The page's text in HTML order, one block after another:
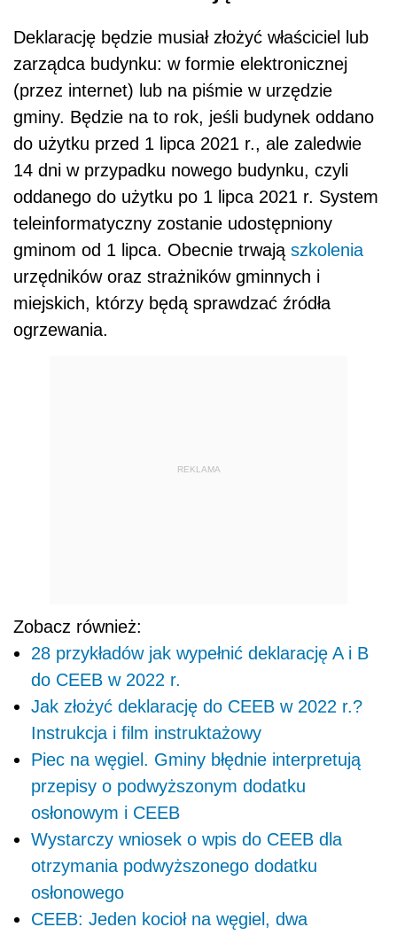
Deklarację będzie musiał złożyć właściciel lub
zarządca budynku: w formie elektronicznej
(przez internet) lub na piśmie w urzędzie
gminy. Będzie na to rok, jeśli budynek oddano
do użytku przed 1 lipca 2021 r., ale zaledwie
14 dni w przypadku nowego budynku, czyli
oddanego do użytku po 1 lipca 2021 r. System
teleinformatyczny zostanie udostępniony
gminom od 1 lipca. Obecnie trwają szkolenia
urzędników oraz strażników gminnych i
miejskich, którzy będą sprawdzać źródła
ogrzewania.
REKLAMA
Zobacz również:
28 przykładów jak wypełnić deklarację A i B
do CEEB w 2022 r.
Jak złożyć deklarację do CEEB w 2022 r.?
Instrukcja i film instruktażowy
Piec na węgiel. Gminy błędnie interpretują
przepisy o podwyższonym dodatku
osłonowym i CEEB
Wystarczy wniosek o wpis do CEEB dla
otrzymania podwyższonego dodatku
osłonowego
CEEB: Jeden kocioł na węgiel, dwa